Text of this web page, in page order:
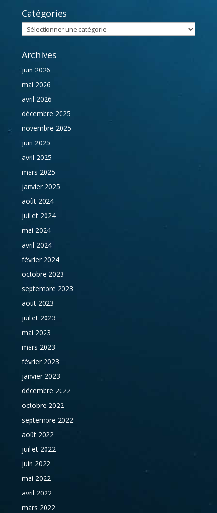
Catégories
Catégories
Archives
juin 2026
mai 2026
avril 2026
décembre 2025
novembre 2025
juin 2025
avril 2025
mars 2025
janvier 2025
août 2024
juillet 2024
mai 2024
avril 2024
février 2024
octobre 2023
septembre 2023
août 2023
juillet 2023
mai 2023
mars 2023
février 2023
janvier 2023
décembre 2022
octobre 2022
septembre 2022
août 2022
juillet 2022
juin 2022
mai 2022
avril 2022
mars 2022